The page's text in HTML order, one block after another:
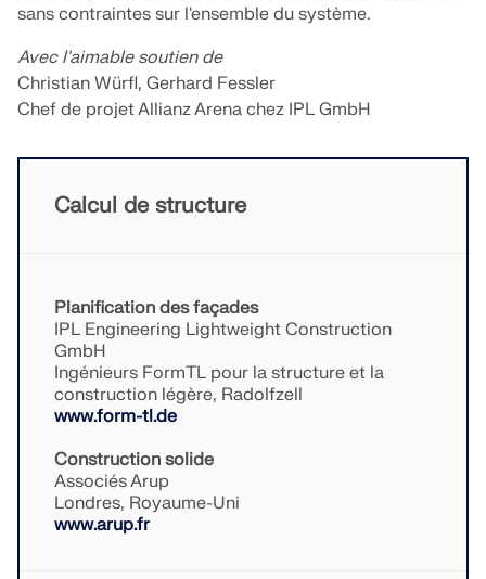
Outil de zone géographique
Le service en ligne Dlubal fournit des cartes de
zones pour la détermination rapide des charges de
neige, des vitesses de vent et des données
sismiques.
sans contraintes sur l'ensemble du système.
Avec l'aimable soutien de
Christian Würfl, Gerhard Fessler
Chef de projet Allianz Arena chez IPL GmbH
Calcul de structure
Planification des façades
IPL Engineering Lightweight Construction
GmbH
Ingénieurs FormTL pour la structure et la
construction légère, Radolfzell
www.form-tl.de
Construction solide
Associés Arup
Londres, Royaume-Uni
www.arup.fr